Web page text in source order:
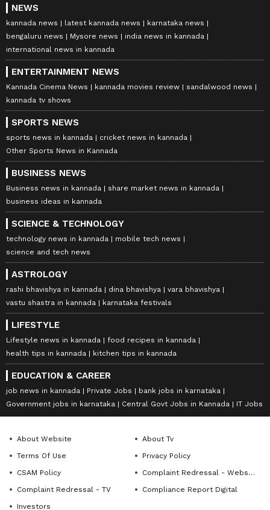
NEWS
kannada news latest kannada news
karnataka news
bengaluru news
Mysore news
india news in kannada
international news in kannada
ENTERTAINMENT NEWS
Kannada Cinema News kannada movies review
sandalwood news
kannada tv shows
SPORTS NEWS
sports news in kannada
cricket news in kannada
Other Sports News in Kannada
BUSINESS NEWS
Business news in kannada
share market news in kannada
business ideas in kannada
SCIENCE & TECHNOLOGY
technology news in kannada
mobile tech news
science and tech news
ASTROLOGY
rashi bhavishya in kannada dina bhavishya
vara bhavishya
vastu shastra in kannada
karnataka festivals
LIFESTYLE
Lifestyle news in kannada
food recipes in kannada
health tips in kannada
kitchen tips in kannada
EDUCATION & CAREER
job news in kannada Private Jobs
bank jobs in karnataka
Government jobs in karnataka
Central Govt Jobs in Kannada IT Jobs
About Website
About Tv
Terms Of Use
Privacy Policy
CSAM Policy
Complaint Redressal - Website
Complaint Redressal - TV
Compliance Report Digital
Investors